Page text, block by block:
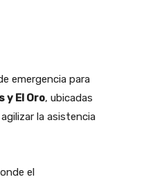
emergencia para
y El Oro, ubicadas
la asistencia
el